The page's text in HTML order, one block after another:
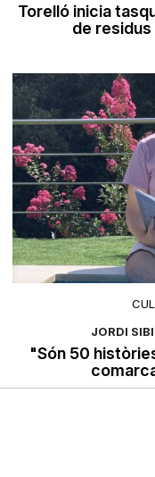
Torelló inicia
de residus
JORDI
"Són 50